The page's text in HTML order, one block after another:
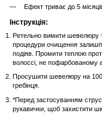
Ефект триває до 5
Інструкція:
Ретельно вимити шевелюру
процедури очищення
подіяв. Промити теплою
волоссі, не пофарбованому
Просушити шевелюру на
гребінця.
*Перед застосуванням
рукавички, щоб захистити